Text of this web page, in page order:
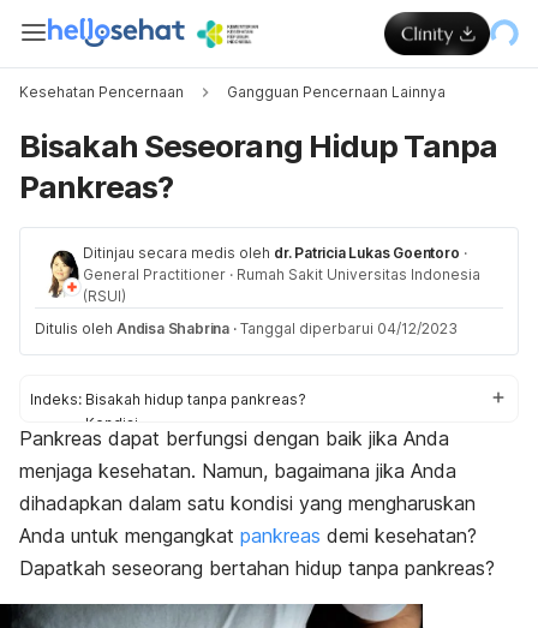
Kesehatan Pencernaan Gangguan Pencernaan Lainnya
Bisakah Seseorang Hidup Tanpa
Pankreas?
Ditinjau secara medis oleh dr. Patricia Lukas Goentoro ·
General Practitioner · Rumah Sakit Universitas Indonesia
(RSUI)
Ditulis oleh Andisa Shabrina · Tanggal diperbarui 04/12/2023
Indeks: Bisakah hidup tanpa pankreas?
Kondisi
Prosedur pengangkatan pankreas
Hidup tanpa pankreas
Pankreas dapat berfungsi dengan baik jika Anda
menjaga kesehatan. Namun, bagaimana jika Anda
dihadapkan dalam satu kondisi yang mengharuskan
Anda untuk mengangkat pankreas demi kesehatan?
Dapatkah seseorang bertahan hidup tanpa pankreas?